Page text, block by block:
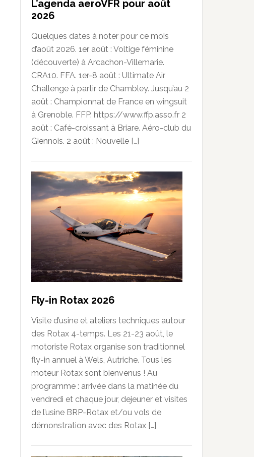
L’agenda aeroVFR pour août
2026
Quelques dates à noter pour ce mois
d’août 2026. 1er août : Voltige féminine
(découverte) à Arcachon-Villemarie.
CRA10. FFA. 1er-8 août : Ultimate Air
Challenge à partir de Chambley. Jusqu’au 2
août : Championnat de France en wingsuit
à Grenoble. FFP. https://www.ffp.asso.fr 2
août : Café-croissant à Briare. Aéro-club du
Giennois. 2 août : Nouvelle […]
Fly-in Rotax 2026
Visite d’usine et ateliers techniques autour
des Rotax 4-temps. Les 21-23 août, le
motoriste Rotax organise son traditionnel
fly-in annuel à Wels, Autriche. Tous les
moteur Rotax sont bienvenus ! Au
programme : arrivée dans la matinée du
vendredi et chaque jour, dejeuner et visites
de l’usine BRP-Rotax et/ou vols de
démonstration avec des Rotax […]